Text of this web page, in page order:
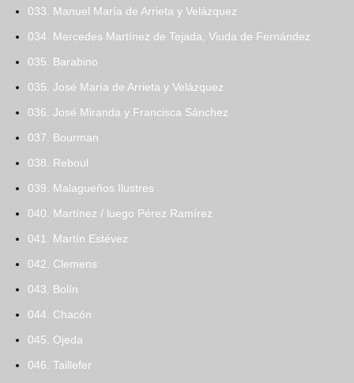
033. Manuel María de Arrieta y Velázquez
034. Mercedes Martínez de Tejada, Viuda de Fernández
035. Barabino
035. José María de Arrieta y Velázquez
036. José Miranda y Francisca Sánchez
037. Bourman
038. Reboul
039. Malagueños Ilustres
040. Martínez / luego Pérez Ramírez
041. Martín Estévez
042. Clemens
043. Bolín
044. Chacón
045. Ojeda
046. Taillefer